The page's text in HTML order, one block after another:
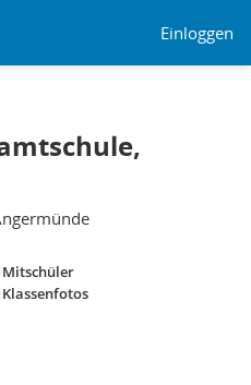
Einloggen
Mitschüler
Klassenfotos